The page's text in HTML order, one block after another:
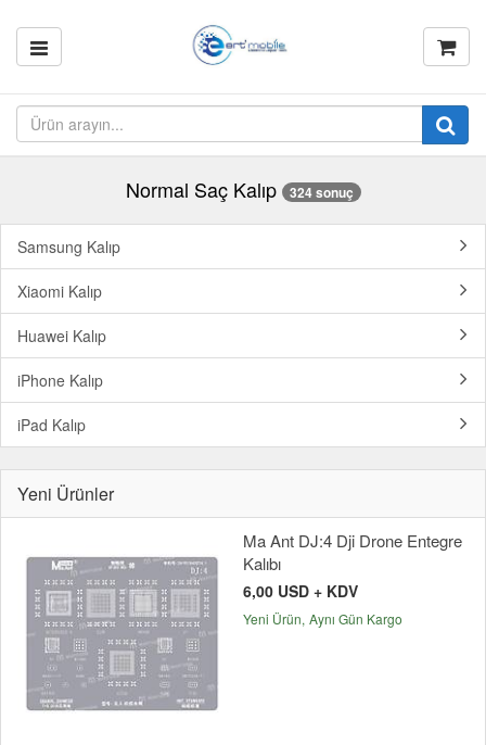
Normal Saç Kalıp 324 sonuç
Samsung Kalıp
Xiaomi Kalıp
Huawei Kalıp
iPhone Kalıp
iPad Kalıp
Yeni Ürünler
Ma Ant DJ:4 Dji Drone Entegre
Kalıbı
6,00 USD + KDV
Yeni Ürün Aynı Gün Kargo